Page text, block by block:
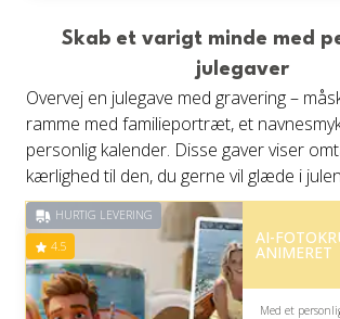
Skab et varigt minde med
julegaver
Overvej en julegave med gravering –
ramme med familieportræt, et
personlig kalender. Disse gaver viser
kærlighed til den, du gerne vil glæde i
HURTIG LEVERING
4.5 AI-
ANIMERET
Med et